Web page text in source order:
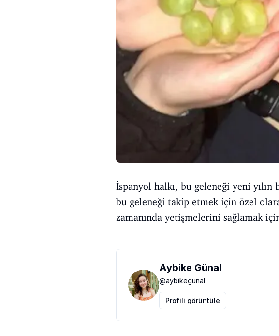
İspanyol halkı, bu geleneği yeni yılın
bu geleneği takip etmek için özel
zamanında yetişmelerini sağlamak
Aybike Günal
@aybikegunal
Profili görüntüle